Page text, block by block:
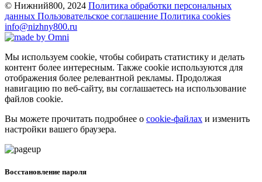
© Нижний800, 2024 Политика обработки персональных
данных Пользовательское соглашение Политика cookies
info@nizhny800.ru
Мы используем cookie, чтобы собирать статистику и делать
контент более интересным. Также cookie используются для
отображения более релевантной рекламы. Продолжая
навигацию по веб-сайту, вы соглашаетесь на использование
файлов cookie.
Вы можете прочитать подробнее о cookie-файлах и изменить
настройки вашего браузера.
Восстановление пароля